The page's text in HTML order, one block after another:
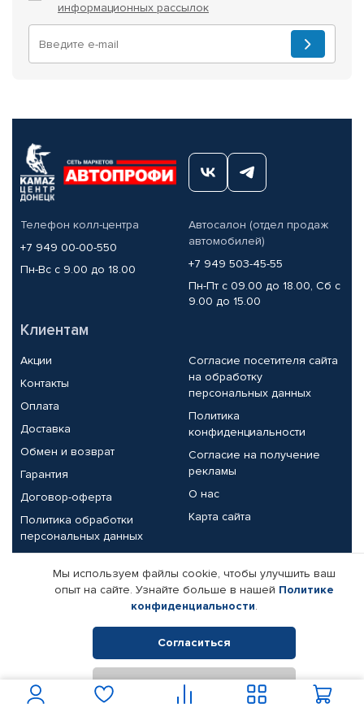
информационных рассылок
Телефон колл-центра
+7 949 00-00-550
Пн-Вс с 9.00 до 18.00
Автосалон (отдел продаж
автомобилей)
+7 949 503-45-55
Пн-Пт с 09.00 до 18.00, Сб с
9.00 до 15.00
Клиентам
Акции
Контакты
Оплата
Доставка
Обмен и возврат
Гарантия
Договор-оферта
Политика обработки
персональных данных
Согласие посетителя сайта
на обработку
персональных данных
Политика
конфиденциальности
Согласие на получение
рекламы
О нас
Карта сайта
Партнерам
Корпоративным клиентам
Поставщикам
Реквизиты компании
© КАМАЗ ЦЕНТР ДОНЕЦК, 2015-2026. Все права защищены.
Интернет-магазин автомобильных товаров Автопрофи.
Мы используем файлы cookie, чтобы улучшить ваш
опыт на сайте. Узнайте больше в нашей Политике
конфиденциальности.
Согласиться
Отклонить